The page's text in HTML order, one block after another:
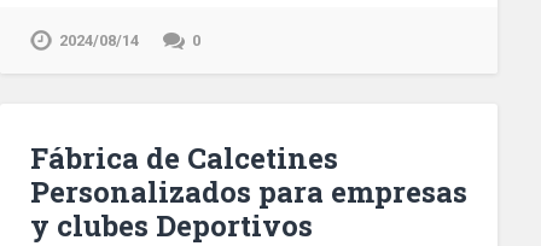
2024/08/14 0
Fábrica de Calcetines
Personalizados para empresas
y clubes Deportivos